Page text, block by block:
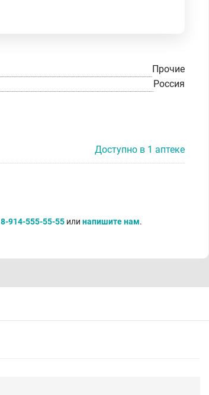
Прочие
Россия
Доступно в 1 аптеке
8-914-555-55-55 или напишите нам.